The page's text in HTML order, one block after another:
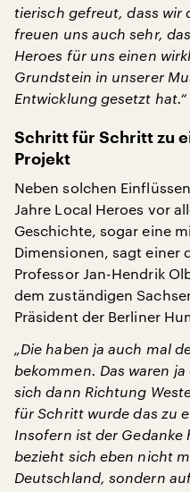
tierisch gefreut, dass wir
freuen uns auch sehr,
Heroes für uns einen
Grundstein in unserer
Entwicklung gesetzt hat.“
Schritt für Schritt zu
Projekt
Neben solchen
Jahre Local Heroes vor
Geschichte, sogar eine
Dimensionen, sagt einer
Professor Jan-Hendrik
dem zuständigen
Präsident der Berliner
„Die haben ja auch mal
bekommen. Das waren
sich dann Richtung
für Schritt wurde das zu
Insofern ist der
bezieht sich eben nicht
Deutschland, sondern